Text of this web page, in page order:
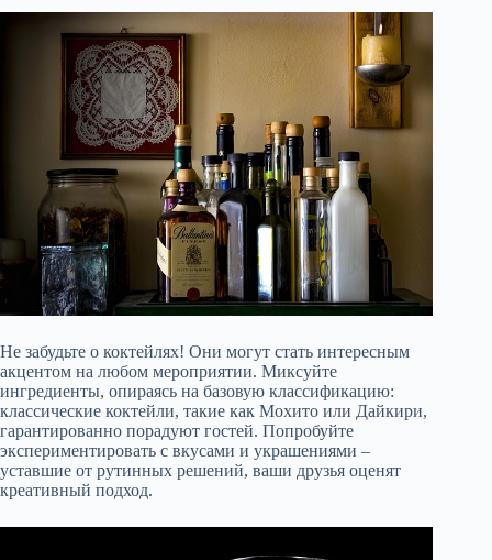
Не забудьте о коктейлях! Они могут стать интересным
акцентом на любом мероприятии. Миксуйте
ингредиенты, опираясь на базовую классификацию:
классические коктейли, такие как Мохито или Дайкири,
гарантированно порадуют гостей. Попробуйте
экспериментировать с вкусами и украшениями –
уставшие от рутинных решений, ваши друзья оценят
креативный подход.